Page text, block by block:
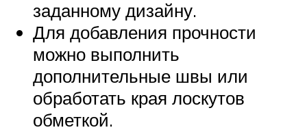
заданному дизайну.
Для добавления прочности
можно выполнить
дополнительные швы или
обработать края лоскутов
обметкой.